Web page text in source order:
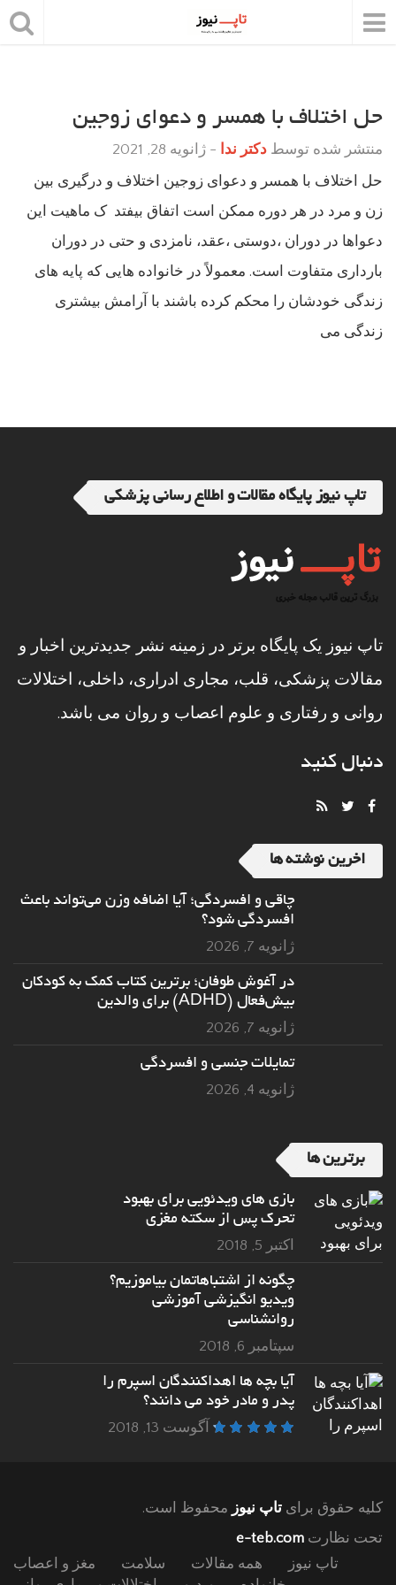
حل اختلاف با همسر و دعوای زوجین
منتشر شده توسط دکتر ندا - ژانویه 28, 2021
حل اختلاف با همسر و دعوای زوجین اختلاف و درگیری بین
زن و مرد در هر دوره ممکن است اتفاق بیفتد ک ماهیت این
دعواها در دوران ،دوستی ،عقد، نامزدی و حتی در دوران
بارداری متفاوت است. معمولاً در خانواده هایی که پایه های
زندگی خودشان را محکم کرده باشند با آرامش بیشتری
زندگی می
تاپ نیوز پایگاه مقالات و اطلاع رسانی پزشکی
تاپ نیوز یک پایگاه برتر در زمینه نشر جدیدترین اخبار و
مقالات پزشکی، قلب، مجاری ادراری، داخلی، اختلالات
روانی و رفتاری و علوم اعصاب و روان می باشد.
دنبال کنید
اخرین نوشته ها
چاقی و افسردگی؛ آیا اضافه وزن می‌تواند باعث
افسردگی شود؟
ژانویه 7, 2026
در آغوش طوفان؛ برترین کتاب کمک به کودکان
بیش‌فعال (ADHD) برای والدین
ژانویه 7, 2026
تمایلات جنسی و افسردگی
ژانویه 4, 2026
برترین ها
بازی های ویدئویی برای بهبود
تحرک پس از سکته مغزی
اکتبر 5, 2018
چگونه از اشتباهاتمان بیاموزیم؟
ویدیو انگیزشی آموزشی
روانشناسی
سپتامبر 6, 2018
آیا بچه ها اهداکنندگان اسپرم را
پدر و مادر خود می دانند؟
آگوست 13, 2018
کلیه حقوق برای تاپ نیوز محفوظ است.
تحت نظارت e-teb.com
تاپ نیوز
همه مقالات سلامت
مغز و اعصاب